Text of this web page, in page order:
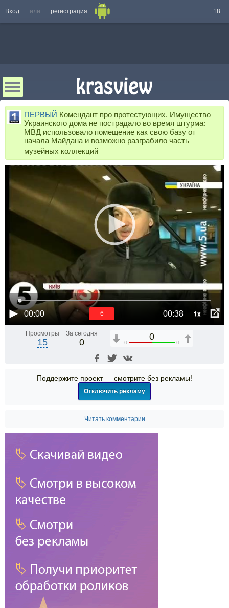
Вход или регистрация 18+
ПЕРВЫЙ Комендант про протестующих. Имущество
Украинского дома не пострадало во время штурма:
МВД использовало помещение как свою базу от
начала Майдана и возможно разграбило часть
музейных коллекций
00:00 00:38 1x
6
Просмотры
15
За сегодня
0
0
0 0
Поддержите проект — смотрите без рекламы!
Отключить рекламу
Читать комментарии